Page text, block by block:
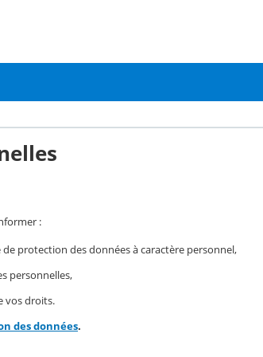
:
protection des données à caractère personnel,
personnelles,
vos droits.
des données.